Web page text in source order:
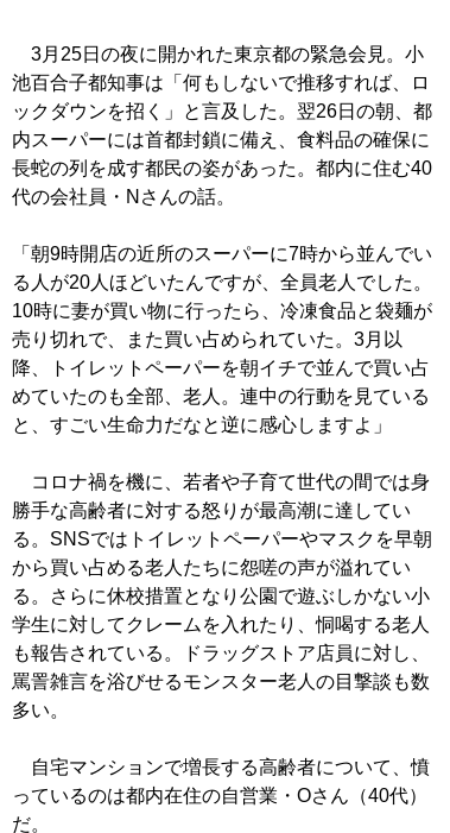
3月25日の夜に開かれた東京都の緊急会見。小
池百合子都知事は「何もしないで推移すれば、ロ
ックダウンを招く」と言及した。翌26日の朝、都
内スーパーには首都封鎖に備え、食料品の確保に
長蛇の列を成す都民の姿があった。都内に住む40
代の会社員・Nさんの話。
「朝9時開店の近所のスーパーに7時から並んでい
る人が20人ほどいたんですが、全員老人でした。
10時に妻が買い物に行ったら、冷凍食品と袋麺が
売り切れで、また買い占められていた。3月以
降、トイレットペーパーを朝イチで並んで買い占
めていたのも全部、老人。連中の行動を見ている
と、すごい生命力だなと逆に感心しますよ」
コロナ禍を機に、若者や子育て世代の間では身
勝手な高齢者に対する怒りが最高潮に達してい
る。SNSではトイレットペーパーやマスクを早朝
から買い占める老人たちに怨嗟の声が溢れてい
る。さらに休校措置となり公園で遊ぶしかない小
学生に対してクレームを入れたり、恫喝する老人
も報告されている。ドラッグストア店員に対し、
罵詈雑言を浴びせるモンスター老人の目撃談も数
多い。
自宅マンションで増長する高齢者について、憤
っているのは都内在住の自営業・Oさん（40代）
だ。